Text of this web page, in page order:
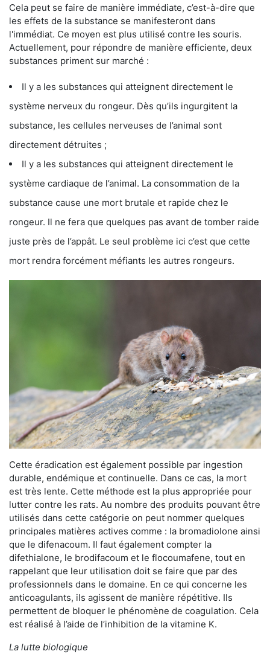
Cela peut se faire de manière immédiate, c’est-à-dire que
les effets de la substance se manifesteront dans
l'immédiat. Ce moyen est plus utilisé contre les souris.
Actuellement, pour répondre de manière efficiente, deux
substances priment sur marché :
Il y a les substances qui atteignent directement le
système nerveux du rongeur. Dès qu’ils ingurgitent la
substance, les cellules nerveuses de l’animal sont
directement détruites ;
Il y a les substances qui atteignent directement le
système cardiaque de l’animal. La consommation de la
substance cause une mort brutale et rapide chez le
rongeur. Il ne fera que quelques pas avant de tomber raide
juste près de l’appât. Le seul problème ici c’est que cette
mort rendra forcément méfiants les autres rongeurs.
Cette éradication est également possible par ingestion
durable, endémique et continuelle. Dans ce cas, la mort
est très lente. Cette méthode est la plus appropriée pour
lutter contre les rats. Au nombre des produits pouvant être
utilisés dans cette catégorie on peut nommer quelques
principales matières actives comme : la bromadiolone ainsi
que le difenacoum. Il faut également compter la
difethialone, le brodifacoum et le flocoumafene, tout en
rappelant que leur utilisation doit se faire que par des
professionnels dans le domaine. En ce qui concerne les
anticoagulants, ils agissent de manière répétitive. Ils
permettent de bloquer le phénomène de coagulation. Cela
est réalisé à l’aide de l’inhibition de la vitamine K.
La lutte biologique